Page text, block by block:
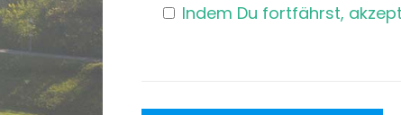
Indem Du fortfährst,